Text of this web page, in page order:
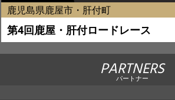
鹿児島県鹿屋市・肝付町
第4回鹿屋・肝付ロードレース
PARTNERS
パートナー